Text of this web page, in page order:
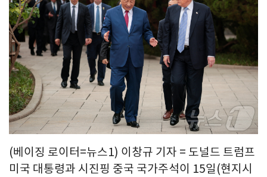
(베이징 로이터=뉴스1) 이창규 기자 = 도널드 트럼프
미국 대통령과 시진핑 중국 국가주석이 15일(현지시